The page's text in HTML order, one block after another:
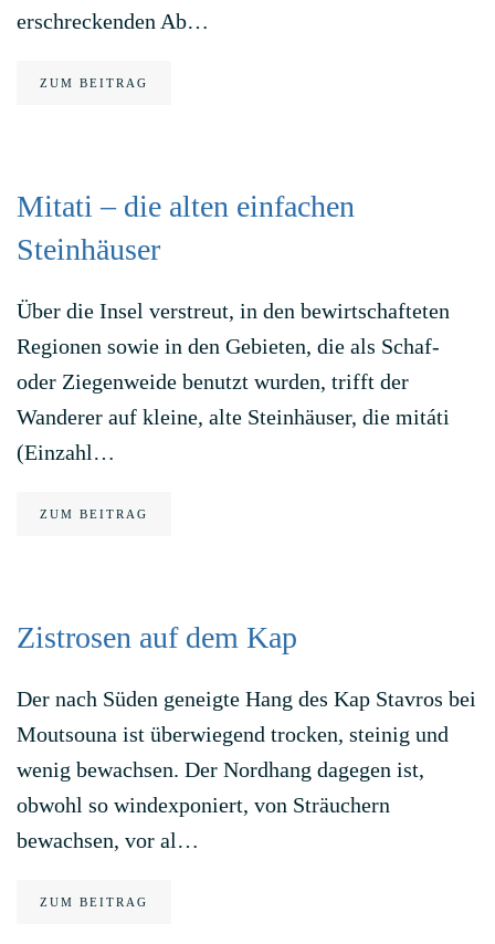
erschreckenden Ab…
ZUM BEITRAG
Mitati – die alten einfachen
Steinhäuser
Über die Insel verstreut, in den bewirtschafteten
Regionen sowie in den Gebieten, die als Schaf-
oder Ziegenweide benutzt wurden, trifft der
Wanderer auf kleine, alte Steinhäuser, die mitáti
(Einzahl…
ZUM BEITRAG
Zistrosen auf dem Kap
Der nach Süden geneigte Hang des Kap Stavros bei
Moutsouna ist überwiegend trocken, steinig und
wenig bewachsen. Der Nordhang dagegen ist,
obwohl so windexponiert, von Sträuchern
bewachsen, vor al…
ZUM BEITRAG